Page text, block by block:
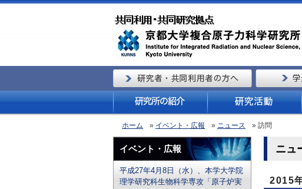
ホーム » イベント・広報 » ニュース » 訪問
イベント・広報
平成27年4月8日（水）、本学大学院
理学研究科生物科学専攻「原子炉実
ニュ
2015